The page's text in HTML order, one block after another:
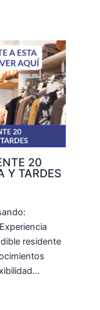
20
Y TARDES
residente